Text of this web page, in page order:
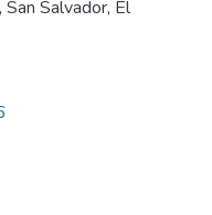
Salvador, El